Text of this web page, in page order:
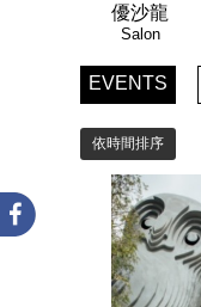
優沙龍
Salon
EVENTS
依時間排序